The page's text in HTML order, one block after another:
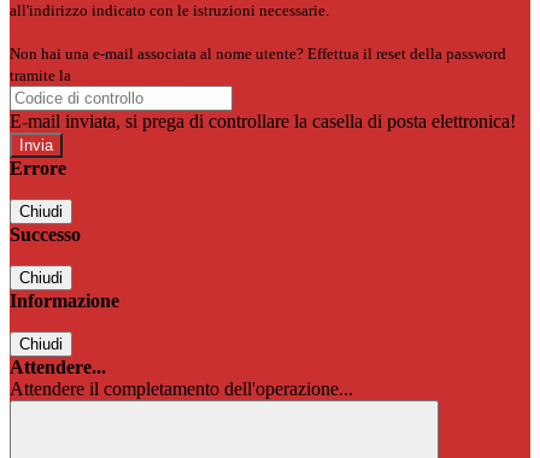
all'indirizzo indicato con le istruzioni necessarie.
Non hai una e-mail associata al nome utente? Effettua il reset della password
tramite la
E-mail inviata, si prega di controllare la casella di posta elettronica!
Errore
Chiudi
Successo
Chiudi
Informazione
Chiudi
Attendere...
Attendere il completamento dell'operazione...